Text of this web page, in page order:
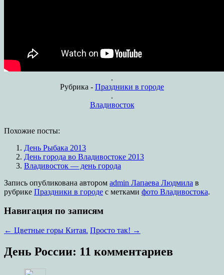
.
Рубрика - Праздники в городе
.
Владивосток
Похожие посты:
День Рыбака 2013
День города во Владивостоке 2013
Владивосток — день города
Запись опубликована автором admin Лапаева Людмила в
рубрике Праздники в городе с метками фото Владивостока.
Навигация по записям
← Цветные горы Китая. Просто так! →
День России: 11 комментариев